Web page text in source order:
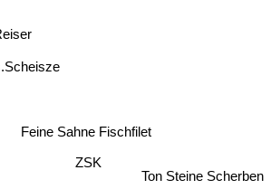
ZSK
Feine Sahne Fischfilet
Ton Steine Scherben